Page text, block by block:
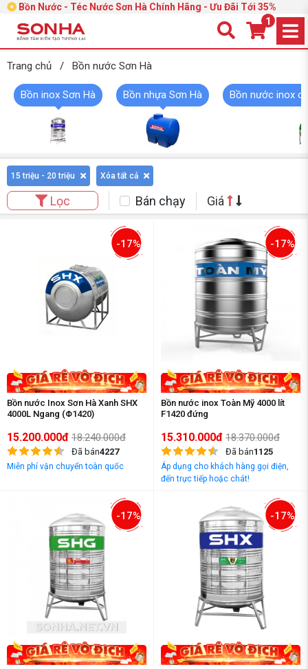
Bồn Nước - Téc Nước Sơn Hà Chính Hãng - Ưu Đãi Tới 35%
1
Trang chủ / Bồn nước Sơn Hà
Bồn inox Sơn Hà Bồn nhựa Sơn Hà Bồn nước inox
15 triệu - 20 triệu Xóa tất cả
Lọc Bán chạy Giá
-17%
Bồn nước Inox Sơn Hà Xanh SHX
4000L Ngang (Φ1420)
15.200.000đ 18.240.000đ
Đã bán4227
Miễn phí vận chuyển toàn quốc
-17%
Bồn nước inox Toàn Mỹ 4000 lít
F1420 đứng
15.310.000đ 18.370.000đ
Đã bán1125
Áp dụng cho khách hàng gọi điện,
đến trực tiếp hoặc chát!
-17% -17%